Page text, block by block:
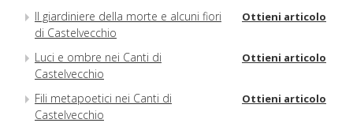
Il giardiniere della morte e alcuni fiori
di Castelvecchio
Ottieni articolo
Luci e ombre nei Canti di
Castelvecchio
Ottieni articolo
Fili metapoetici nei Canti di
Castelvecchio
Ottieni articolo